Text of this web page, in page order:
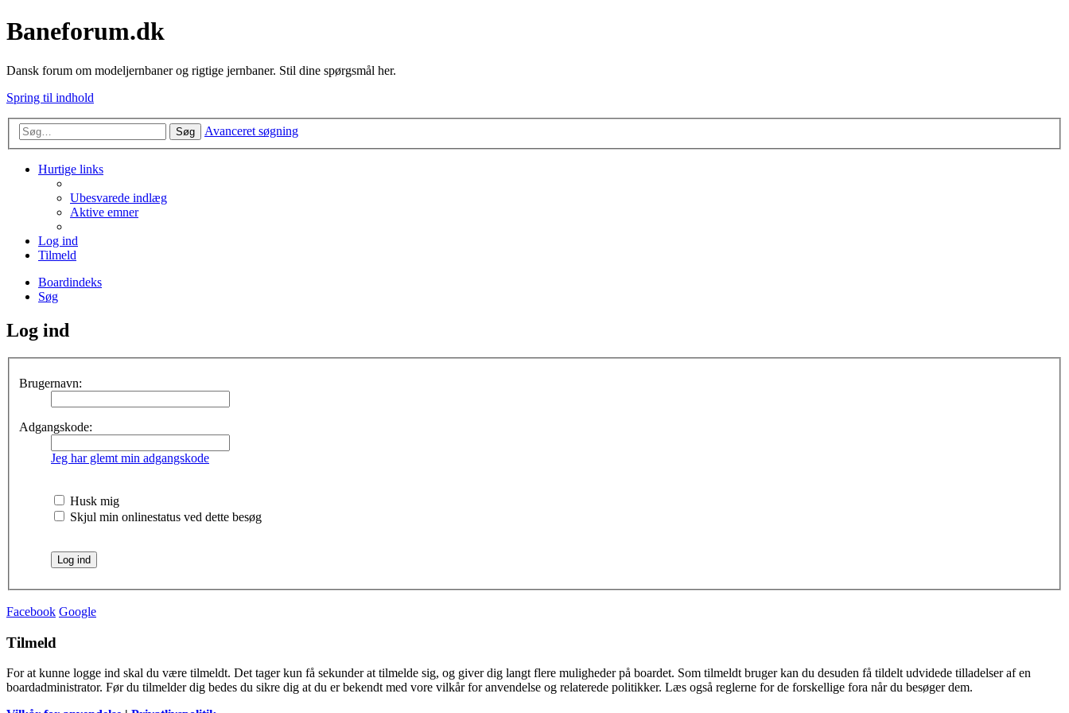
Baneforum.dk
Dansk forum om modeljernbaner og rigtige jernbaner. Stil dine spørgsmål her.
Spring til indhold
Søg Avanceret søgning
Hurtige links
Ubesvarede indlæg
Aktive emner
Log ind
Tilmeld
Boardindeks
Søg
Log ind
Brugernavn:
Adgangskode:
Jeg har glemt min adgangskode
Husk mig
Skjul min onlinestatus ved dette besøg
Facebook Google
Tilmeld
For at kunne logge ind skal du være tilmeldt. Det tager kun få sekunder at tilmelde sig, og giver dig langt flere muligheder på boardet. Som tilmeldt bruger kan du desuden få tildelt udvidede tilladelser af en
boardadministrator. Før du tilmelder dig bedes du sikre dig at du er bekendt med vore vilkår for anvendelse og relaterede politikker. Læs også reglerne for de forskellige fora når du besøger dem.